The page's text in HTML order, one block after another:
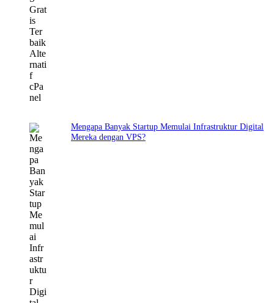
Mengapa Banyak Startup Memulai Infrastruktur Digital
Mereka dengan VPS?